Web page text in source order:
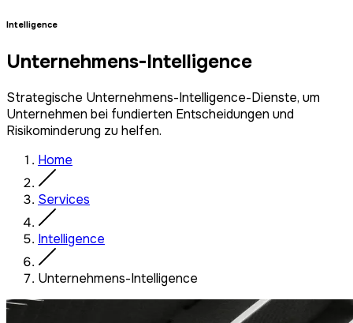
Intelligence
Unternehmens-Intelligence
Strategische Unternehmens-Intelligence-Dienste, um
Unternehmen bei fundierten Entscheidungen und
Risikominderung zu helfen.
Home
Services
Intelligence
Unternehmens-Intelligence